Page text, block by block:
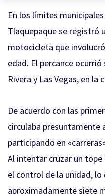
En los límites
Tlaquepaque se registró
motocicleta que
edad. El percance
Rivera y Las Vegas, en la
De acuerdo con las
circulaba presuntamente
participando en
Al intentar cruzar un tope
el control de la unidad,
aproximadamente siete